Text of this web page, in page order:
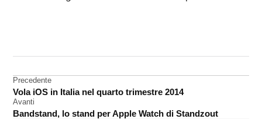
sviluppatori
Navigazione
articoli
Precedente
Vola iOS in Italia nel quarto trimestre 2014
Avanti
Bandstand, lo stand per Apple Watch di Standzout